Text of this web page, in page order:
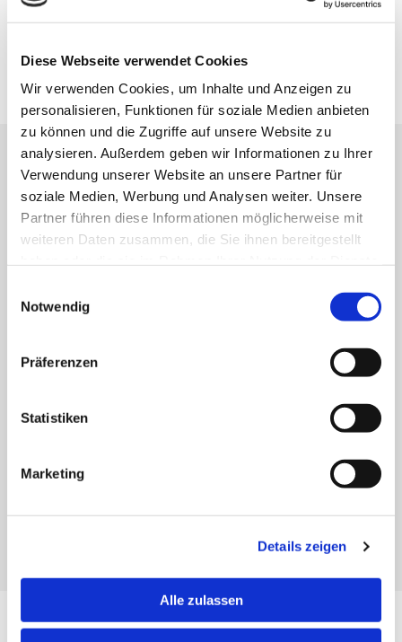
Diese Webseite verwendet Cookies
Wir verwenden Cookies, um Inhalte und Anzeigen zu
personalisieren, Funktionen für soziale Medien anbieten
zu können und die Zugriffe auf unsere Website zu
analysieren. Außerdem geben wir Informationen zu Ihrer
Verwendung unserer Website an unsere Partner für
soziale Medien, Werbung und Analysen weiter. Unsere
Partner führen diese Informationen möglicherweise mit
weiteren Daten zusammen, die Sie ihnen bereitgestellt
Notwendig
Präferenzen
Statistiken
Marketing
Details zeigen
Alle zulassen
Wartung, Reparatur und Instandsetzung
Persönlich.Verlässlich. Ohne
Umwege.
Bei uns stehen Sie im Mittelpunkt. Wir
rundum wohlfühlen.
Verkaufsdruck
Fachwerkstatt
passt